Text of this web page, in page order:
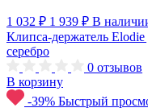
1 032 ₽ 1 939 ₽ В
Клипса-держатель
серебро
0 отзывов
В корзину
-39% Быстрый